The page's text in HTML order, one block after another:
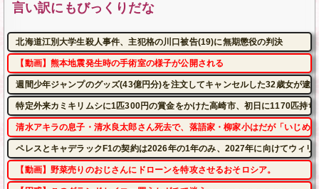
言い訳にもびっくりだな
北海道江別大学生殺人事件、主犯格の川口被告(19)に無期懲役の判決
【動画】熊本地震発生時の手術室の様子が公開される
週間少年ジャンプのグッズ(43億円分)を注文してキャンセルした32歳女が逮捕
特定外来カミキリムシに1匹300円の賞金をかけた高崎市、初日に1170匹持ち
清水アキラの息子・清水良太郎さん死去で、落語家・柳家小はだが「いじめ
ペレスとキャデラックF1の契約は2026年の1年のみ、2027年に向けてウィリ
【動画】野菜売りのおじさんにドローンを特攻させるおそロシア。